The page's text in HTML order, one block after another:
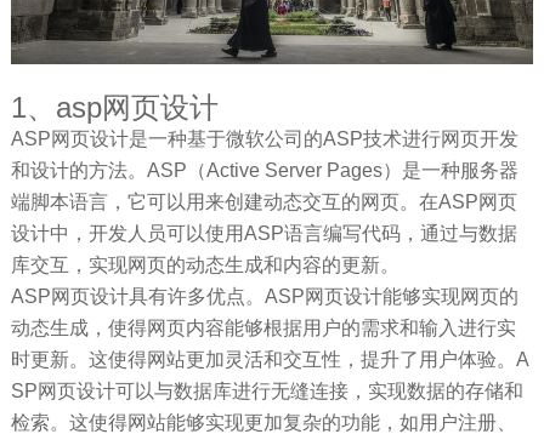
1、asp网页设计
ASP网页设计是一种基于微软公司的ASP技术进行网页开发
和设计的方法。ASP（Active Server Pages）是一种服务器
端脚本语言，它可以用来创建动态交互的网页。在ASP网页
设计中，开发人员可以使用ASP语言编写代码，通过与数据
库交互，实现网页的动态生成和内容的更新。
ASP网页设计具有许多优点。ASP网页设计能够实现网页的
动态生成，使得网页内容能够根据用户的需求和输入进行实
时更新。这使得网站更加灵活和交互性，提升了用户体验。A
SP网页设计可以与数据库进行无缝连接，实现数据的存储和
检索。这使得网站能够实现更加复杂的功能，如用户注册、